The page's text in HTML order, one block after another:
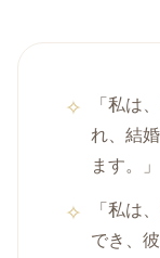
「私は
れ、結
ます。」
「私は
でき、